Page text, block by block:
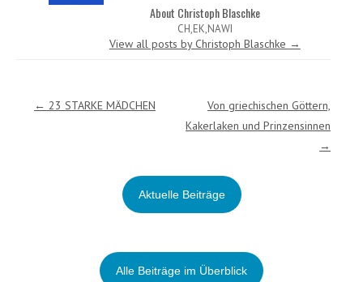
About Christoph Blaschke
CH,EK,NAWI
View all posts by Christoph Blaschke →
Post navigation
← 23 STARKE MÄDCHEN
Von griechischen Göttern,
Kakerlaken und Prinzensinnen
→
Aktuelle Beiträge
Alle Beiträge im Überblick